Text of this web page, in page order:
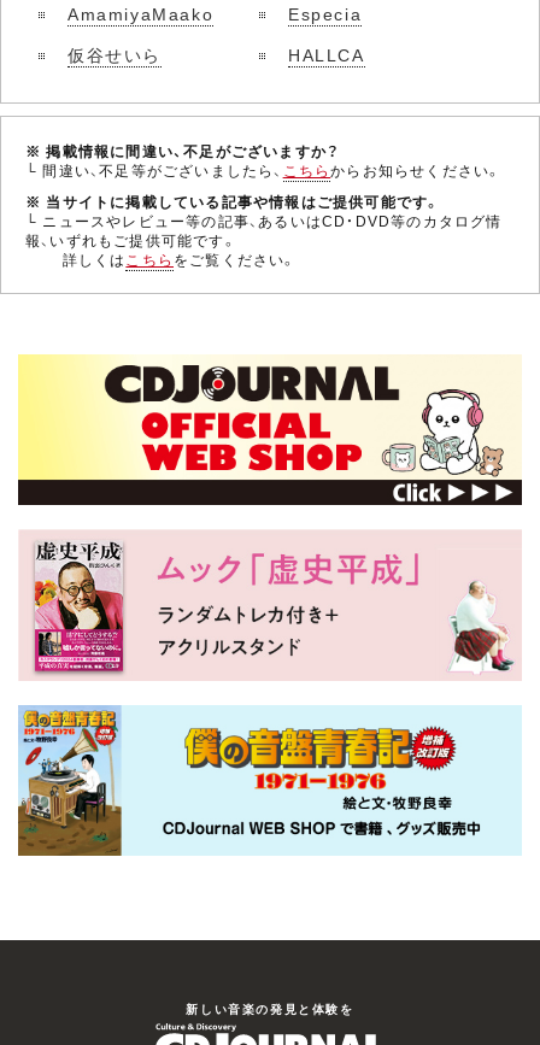
AmamiyaMaako
Especia
仮谷せいら
HALLCA
※ 掲載情報に間違い、不足がございますか？
└ 間違い、不足等がございましたら、 こちらからお知らせください。
※ 当サイトに掲載している記事や情報はご提供可能です。
└ ニュースやレビュー等の記事、あるいはCD・DVD等のカタログ情
報、いずれもご提供可能です。
詳しくはこちら をご覧ください。
新しい⾳楽の発⾒と体験を